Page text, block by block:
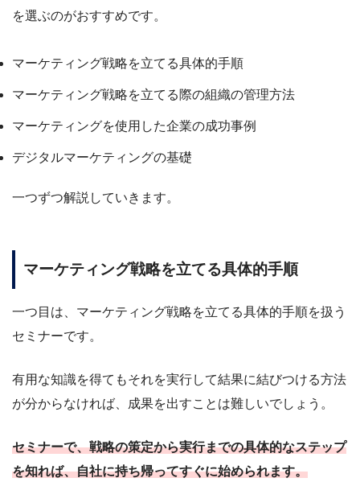
を選ぶのがおすすめです。
マーケティング戦略を立てる具体的手順
マーケティング戦略を立てる際の組織の管理方法
マーケティングを使用した企業の成功事例
デジタルマーケティングの基礎
一つずつ解説していきます。
マーケティング戦略を立てる具体的手順
一つ目は、マーケティング戦略を立てる具体的手順を扱う
セミナーです。
有用な知識を得てもそれを実行して結果に結びつける方法
が分からなければ、成果を出すことは難しいでしょう。
セミナーで、戦略の策定から実行までの具体的なステップ
を知れば、自社に持ち帰ってすぐに始められます。